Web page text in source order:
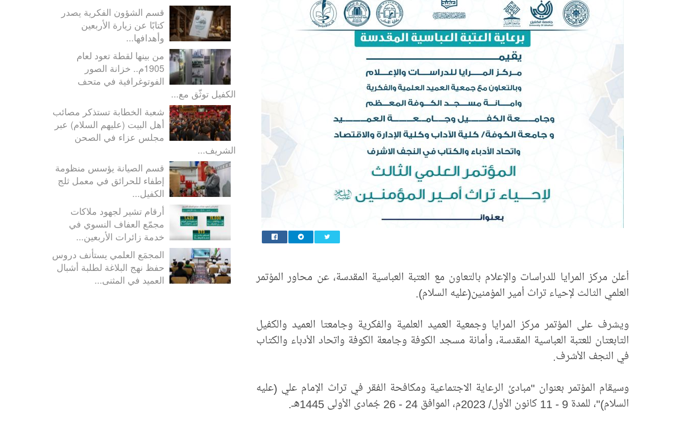
أعلن مركز المرايا للدراسات والإعلام بالتعاون مع العتبة العباسية المقدسة، عن محاور المؤتمر
العلمي الثالث لإحياء تراث أمير المؤمنين(عليه السلام).
ويشرف على المؤتمر مركز المرايا وجمعية العميد العلمية والفكرية وجامعتا العميد والكفيل
التابعتان للعتبة العباسية المقدسة، وأمانة مسجد الكوفة وجامعة الكوفة واتحاد الأدباء والكتاب
في النجف الأشرف.
وسيقام المؤتمر بعنوان "مبادئ الرعاية الاجتماعية ومكافحة الفقر في تراث الإمام علي (عليه
السلام)"، للمدة 9 - 11 كانون الأول/ 2023م، الموافق 24 - 26 جُمادى الأولى 1445هـ.
قسم الشؤون الفكرية يصدر
كتابًا عن زيارة الأربعين
وأهدافها...
من بينها لقطة تعود لعام
1905م.. خزانة الصور
الفوتوغرافية في متحف
الكفيل توثّق مع...
شعبة الخطابة تستذكر مصائب
أهل البيت (عليهم السلام) عبر
مجلس عزاء في الصحن
الشريف...
قسم الصيانة يؤسس منظومة
إطفاء للحرائق في معمل ثلج
الكفيل...
أرقام تشير لجهود ملاكات
مجمّع العفاف النسوي في
خدمة زائرات الأربعين...
المجمَع العلمي يستأنف دروس
حفظ نهج البلاغة لطلبة أشبال
العميد في المثنى...